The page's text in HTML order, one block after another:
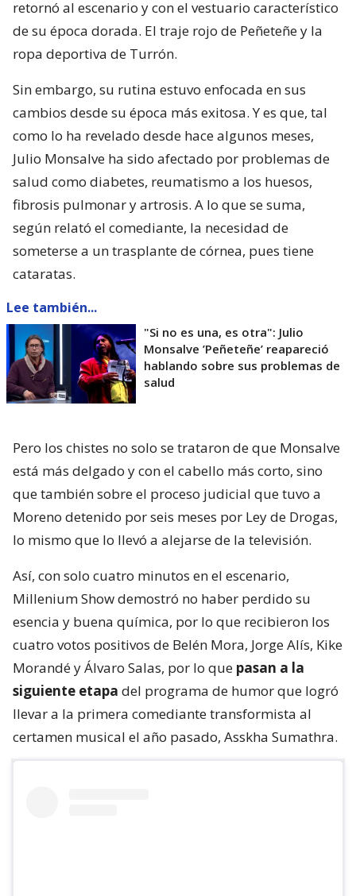
retornó al escenario y con el vestuario característico
de su época dorada. El traje rojo de Peñeteñe y la
ropa deportiva de Turrón.
Sin embargo, su rutina estuvo enfocada en sus
cambios desde su época más exitosa. Y es que, tal
como lo ha revelado desde hace algunos meses,
Julio Monsalve ha sido afectado por problemas de
salud como diabetes, reumatismo a los huesos,
fibrosis pulmonar y artrosis. A lo que se suma,
según relató el comediante, la necesidad de
someterse a un trasplante de córnea, pues tiene
cataratas.
Lee también...
"Si no es una, es otra": Julio
Monsalve ’Peñeteñe’ reapareció
hablando sobre sus problemas de
salud
Pero los chistes no solo se trataron de que Monsalve
está más delgado y con el cabello más corto, sino
que también sobre el proceso judicial que tuvo a
Moreno detenido por seis meses por Ley de Drogas,
lo mismo que lo llevó a alejarse de la televisión.
Así, con solo cuatro minutos en el escenario,
Millenium Show demostró no haber perdido su
esencia y buena química, por lo que recibieron los
cuatro votos positivos de Belén Mora, Jorge Alís, Kike
Morandé y Álvaro Salas, por lo que pasan a la
siguiente etapa del programa de humor que logró
llevar a la primera comediante transformista al
certamen musical el año pasado, Asskha Sumathra.